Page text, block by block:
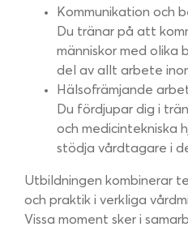
Kommunikation och
Du tränar på att
människor med olika
del av allt arbete
Hälsofrämjande
Du fördjupar dig i
och medicintekniska
stödja vårdtagare i
Utbildningen kombinerar
och praktik i verkliga
Vissa moment sker i